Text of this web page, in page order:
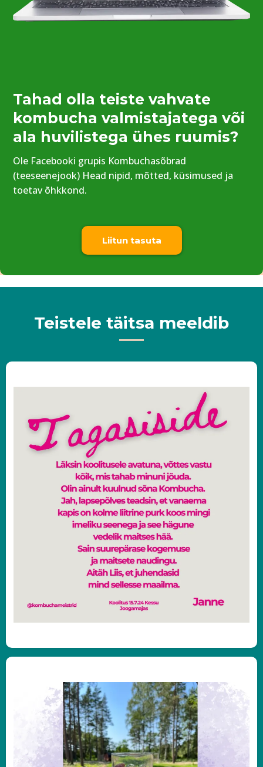
Tahad olla teiste vahvate
kombucha valmistajatega või
ala huvilistega ühes ruumis?
Ole Facebooki grupis Kombuchasõbrad
(teeseenejook) Head nipid, mõtted, küsimused ja
toetav õhkkond.
Liitun tasuta
Teistele täitsa meeldib